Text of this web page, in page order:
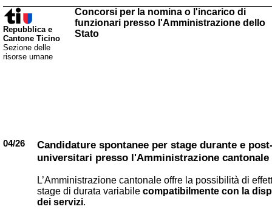
Repubblica e
Cantone Ticino
Sezione delle
risorse umane
Concorsi per la nomina o l'incarico di
funzionari presso l'Amministrazione dello
Stato
04/26
Candidature spontanee per stage durante e
universitari presso l'Amministrazione cantonale
L’Amministrazione cantonale offre la possibilità di
stage di durata variabile compatibilmente con la
dei servizi.